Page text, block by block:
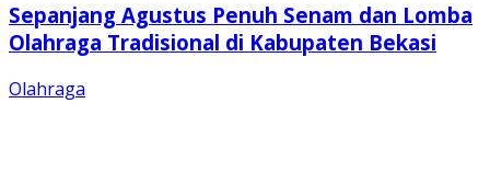
Sepanjang Agustus Penuh Senam dan Lomba
Olahraga Tradisional di Kabupaten Bekasi
Olahraga